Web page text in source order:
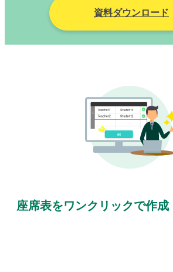
資料ダウンロード
座席表をワンクリックで作成